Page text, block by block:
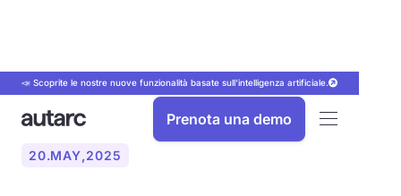
📣 Scoprite le nostre nuove funzionalità basate sull'intelligenza artificiale.
Prenota una demo
20.MAY,2025